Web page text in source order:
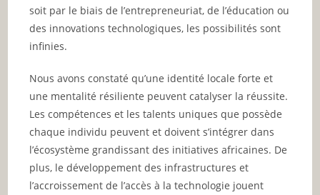
soit par le biais de l’entrepreneuriat, de l’éducation ou
des innovations technologiques, les possibilités sont
infinies.
Nous avons constaté qu’une identité locale forte et
une mentalité résiliente peuvent catalyser la réussite.
Les compétences et les talents uniques que possède
chaque individu peuvent et doivent s’intégrer dans
l’écosystème grandissant des initiatives africaines. De
plus, le développement des infrastructures et
l’accroissement de l’accès à la technologie jouent